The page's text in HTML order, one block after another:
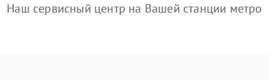
Наш сервисный центр на Вашей станции метро